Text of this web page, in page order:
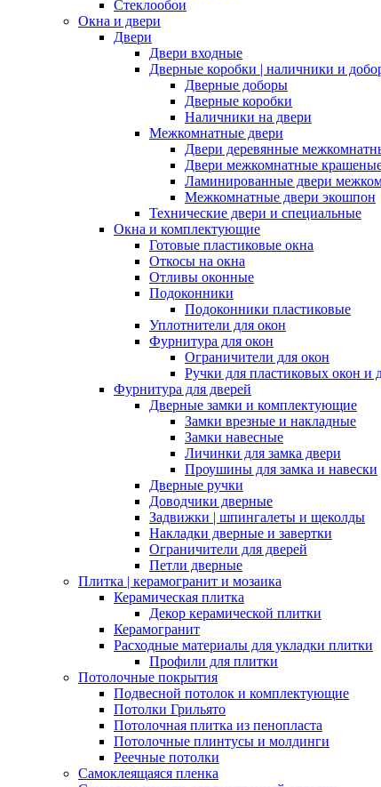
Стеклообои
Окна и двери
Двери
Двери входные
Дверные коробки | наличники и
Дверные доборы
Дверные коробки
Наличники на двери
Межкомнатные двери
Двери деревянные
Двери межкомнатные
Ламинированные двери
Межкомнатные двери экошпон
Технические двери и специальные
Окна и комплектующие
Готовые пластиковые окна
Откосы на окна
Отливы оконные
Подоконники
Подоконники пластиковые
Уплотнители для окон
Фурнитура для окон
Ограничители для окон
Ручки для пластиковых окон и
Фурнитура для дверей
Дверные замки и комплектующие
Замки врезные и накладные
Замки навесные
Личинки для замка двери
Проушины для замка и навески
Дверные ручки
Доводчики дверные
Задвижки | шпингалеты и щеколды
Накладки дверные и завертки
Ограничители для дверей
Петли дверные
Плитка | керамогранит и мозаика
Керамическая плитка
Декор керамической плитки
Керамогранит
Расходные материалы для укладки плитки
Профили для плитки
Потолочные покрытия
Подвесной потолок и комплектующие
Потолки Грильято
Потолочная плитка из пенопласта
Потолочные плинтусы и молдинги
Реечные потолки
Самоклеящаяся пленка